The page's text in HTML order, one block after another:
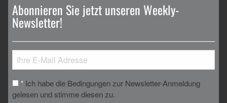
Abonnieren Sie jetzt unseren Weekly-
Newsletter!
* Ich habe die Bedingungen zur Newsletter-Anmeldung
gelesen und stimme diesen zu.